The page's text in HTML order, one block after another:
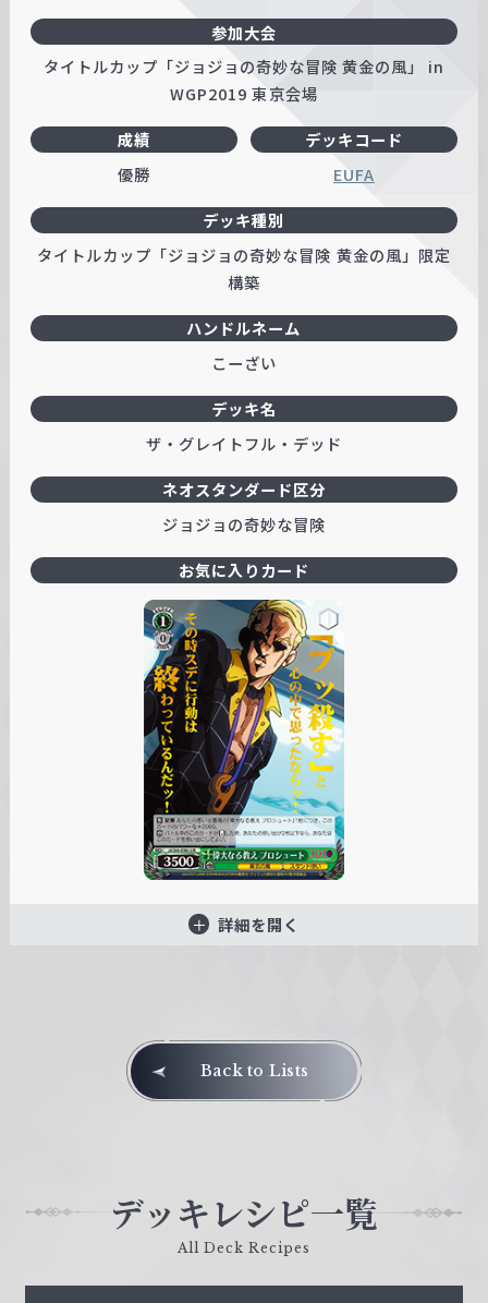
参加大会
タイトルカップ「ジョジョの奇妙な冒険 黄金の風」 in
WGP2019 東京会場
成績
優勝
ハンドルネーム
こーざい
デッキコード
EUFA
デッキ名
ザ・グレイトフル・デッド
デッキ種別
タイトルカップ「ジョジョの奇妙な冒険 黄金の風」限定
構築
ネオスタンダード区分
ジョジョの奇妙な冒険
お気に入りカード
詳細を開く
Back to Lists
デッキレシピ一覧
All Deck Recipes